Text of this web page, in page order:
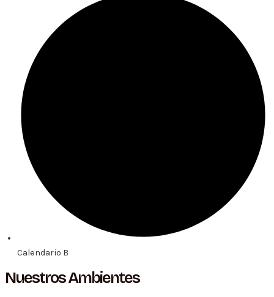
Calendario B
Nuestros Ambientes